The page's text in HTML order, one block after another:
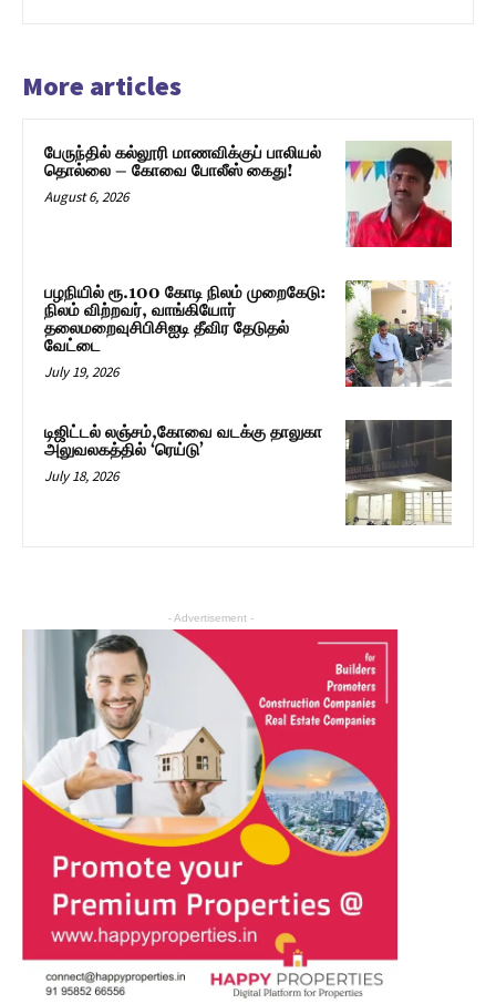
More articles
பேருந்தில் கல்லூரி மாணவிக்குப் பாலியல்
தொல்லை – கோவை போலீஸ் கைது!
August 6, 2026
பழநியில் ரூ.100 கோடி நிலம் முறைகேடு:
நிலம் விற்றவர், வாங்கியோர்
தலைமறைவுசிபிசிஐடி தீவிர தேடுதல்
வேட்டை
July 19, 2026
டிஜிட்டல் லஞ்சம்,கோவை வடக்கு தாலுகா
அலுவலகத்தில் ‘ரெய்டு’
July 18, 2026
- Advertisement -